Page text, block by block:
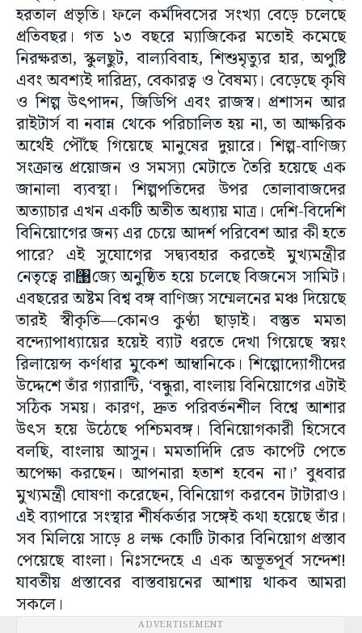
হরতাল প্রভৃতি। ফলে কর্মদিবসের সংখ্যা বেড়ে চলেছে
প্রতিবছর। গত ১৩ বছরে ম্যাজিকের মতোই কমেছে
নিরক্ষরতা, স্কুলছুট, বাল্যবিবাহ, শিশুমৃত্যুর হার, অপুষ্টি
এবং অবশ্যই দারিদ্র্য, বেকারত্ব ও বৈষম্য। বেড়েছে কৃষি
ও শিল্প উৎপাদন, জিডিপি এবং রাজস্ব। প্রশাসন আর
রাইটার্স বা নবান্ন থেকে পরিচালিত হয় না, তা আক্ষরিক
অর্থেই পৌঁছে গিয়েছে মানুষের দুয়ারে। শিল্প-বাণিজ্য
সংক্রান্ত প্রয়োজন ও সমস্যা মেটাতে তৈরি হয়েছে এক
জানালা ব্যবস্থা। শিল্পপতিদের উপর তোলাবাজদের
অত্যাচার এখন একটি অতীত অধ্যায় মাত্র। দেশি-বিদেশি
বিনিয়োগের জন্য এর চেয়ে আদর্শ পরিবেশ আর কী হতে
পারে? এই সুযোগের সদ্ব্যবহার করতেই মুখ্যমন্ত্রীর
নেতৃত্বে রা঩জ্যে অনুষ্ঠিত হয়ে চলেছে বিজনেস সামিট।
এবছরের অষ্টম বিশ্ব বঙ্গ বাণিজ্য সম্মেলনের মঞ্চ দিয়েছে
তারই স্বীকৃতি—কোনও কুণ্ঠা ছাড়াই। বস্তুত মমতা
বন্দ্যোপাধ্যায়ের হয়েই ব্যাট ধরতে দেখা গিয়েছে স্বয়ং
রিলায়েন্স কর্ণধার মুকেশ আম্বানিকে। শিল্পোদ্যোগীদের
উদ্দেশে তাঁর গ্যারান্টি, ‘বন্ধুরা, বাংলায় বিনিয়োগের এটাই
সঠিক সময়। কারণ, দ্রুত পরিবর্তনশীল বিশ্বে আশার
উৎস হয়ে উঠেছে পশ্চিমবঙ্গ। বিনিয়োগকারী হিসেবে
বলছি, বাংলায় আসুন। মমতাদিদি রেড কার্পেট পেতে
অপেক্ষা করছেন। আপনারা হতাশ হবেন না।’ বুধবার
মুখ্যমন্ত্রী ঘোষণা করেছেন, বিনিয়োগ করবেন টাটারাও।
এই ব্যাপারে সংস্থার শীর্ষকর্তার সঙ্গেই কথা হয়েছে তাঁর।
সব মিলিয়ে সাড়ে ৪ লক্ষ কোটি টাকার বিনিয়োগ প্রস্তাব
পেয়েছে বাংলা। নিঃসন্দেহে এ এক অভূতপূর্ব সন্দেশ!
যাবতীয় প্রস্তাবের বাস্তবায়নের আশায় থাকব আমরা
সকলে।
ADVERTISEMENT